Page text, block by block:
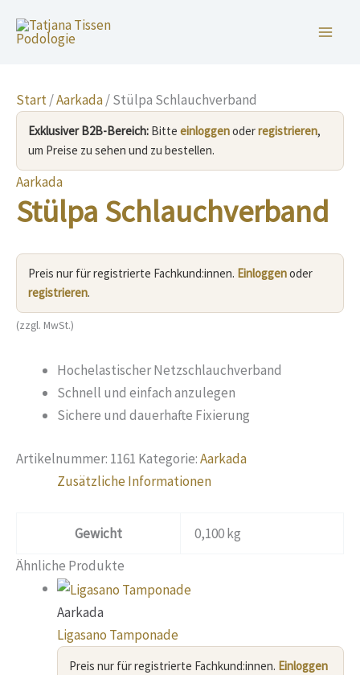
Inhalt
Start/Aarkada/ Stülpa Schlauchverband
Exklusiver B2B-Bereich: Bitte einloggenoderregistrieren,
um Preise zu sehen und zu bestellen.
Aarkada
Stülpa Schlauchverband
Preis nur für registrierte Fachkund:innen. Einloggenoder
registrieren.
(zzgl. MwSt.)
Hochelastischer Netzschlauchverband
Schnell und einfach anzulegen
Sichere und dauerhafte Fixierung
Artikelnummer: 1161 Kategorie:Aarkada
Zusätzliche Informationen
Gewicht
0,100 kg
Ähnliche Produkte
Aarkada
Ligasano Tamponade
Preis nur für registrierte Fachkund:innen. Einloggen